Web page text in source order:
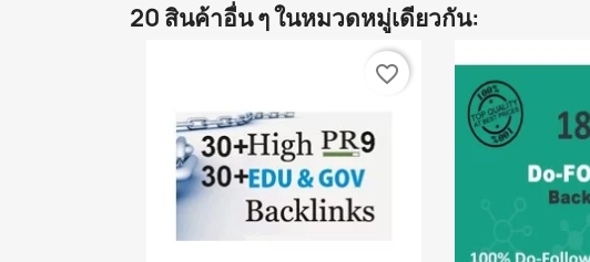
20 สินค้าอื่น ๆ ในหมวดหมู่เดียวกัน:
favorite_border